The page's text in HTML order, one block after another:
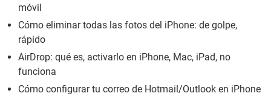
móvil
Cómo eliminar todas las fotos del iPhone: de golpe,
rápido
AirDrop: qué es, activarlo en iPhone, Mac, iPad, no
funciona
Cómo configurar tu correo de Hotmail/Outlook en iPhone